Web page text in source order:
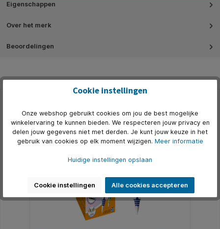
Eigenschappen
Over het merk
Beoordelingen
Productgalerij overslaan
Accessoires
Cookie instellingen
Onze webshop gebruikt cookies om jou de best mogelijke
winkelervaring te kunnen bieden. We respecteren jouw privacy en
delen jouw gegevens niet met derden. Je kunt jouw keuze in het
gebruik van cookies op elk moment wijzigen. Meer informatie
Huidige instellingen opslaan
Cookie instellingen Alle cookies accepteren